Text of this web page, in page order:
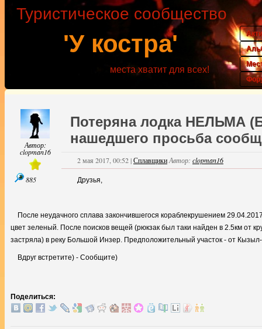
'У костра'
Туристическое сообщество
места хватит для всех!
Автор:
clopman16
885
Потеряна лодка НЕЛЬМА
нашедшего просьба
2 мая 2017, 00:52|СплавщикиАвтор: clopman16
Друзья,
После неудачного сплава закончившегося кораблекрушением
цвет зеленый. После поисков вещей (рюкзак был таки найден в 2.5км от
застряла) в реку Большой Инзер. Предположительный участок - от
Вдруг встретите) - Сообщите)
Поделиться: